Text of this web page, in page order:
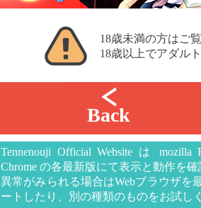
18歳未満の方はご
18歳以上でアダル
Back
Tennenouji Official Website は mozilla
Chrome の各最新版にて表示と動作を
異常がみられる場合はWebブラウザを
ートしたり、別の種類のものをお試し